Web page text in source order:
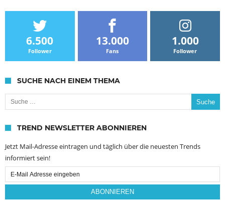
6.500
Follower
13.000
Fans
1.000
Follower
SUCHE NACH EINEM THEMA
Suche nach:
TREND NEWSLETTER ABONNIEREN
Jetzt Mail-Adresse eintragen und täglich über die neuesten Trends
informiert sein!
Email
Subscription
ABONNIEREN